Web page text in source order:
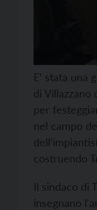
E’ stata
di
per
nel campo
costruendo
Il sindaco di
insegnano